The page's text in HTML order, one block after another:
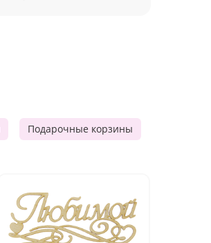
Подарочные корзины